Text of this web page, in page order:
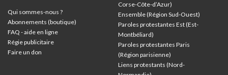
Qui sommes-nous ?
Abonnements (boutique)
FAQ - aide en ligne
Régie publicitaire
Faire un don
Corse-Côte-d’Azur)
Ensemble (Région Sud-Ouest)
Paroles protestantes Est (Est-
Montbéliard)
Paroles protestantes Paris
(Région parisienne)
Liens protestants (Nord-